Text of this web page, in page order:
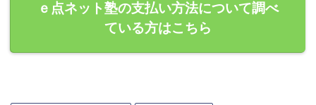
ｅ点ネット塾の支払い方法について調べ
ている方はこちら